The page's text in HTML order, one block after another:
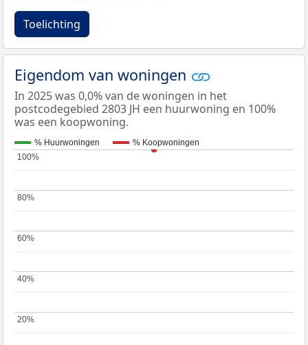
Toelichting
Eigendom van woningen
In 2025 was 0,0% van de woningen in het
postcodegebied 2803 JH een huurwoning en 100%
was een koopwoning.
% Huurwoningen % Koopwoningen
20%
20%
40%
40%
60%
60%
80%
80%
100%
100%